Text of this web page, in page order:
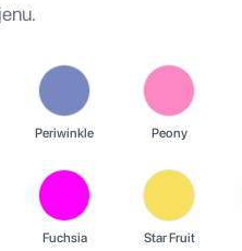
Periwinkle Peony
Fuchsia Star Fruit